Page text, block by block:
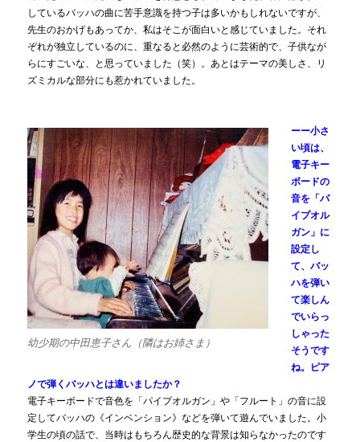
しているバッハの曲に苦手意識を持つ子は多いかもしれないですが、
先生のおかげもあってか、私はそこが面白いと感じていました。それ
ぞれが独立しているのに、重なると必然のように芸術的で、子供なが
らにすごいな、と思っていました（笑）。あとはテーマの美しさ、リ
ズミカルな部分にも惹かれていました。
幼少期の中田恵子さん（隣はお姉さま）
ーー小さ
い頃は、
電子キー
ボードの
音を「パ
イプオル
ガン」に
設定し
て、バッ
ハを弾い
て楽しん
でいらっ
しゃった
そうです
ね。ピア
ノで弾くバッハとは違いましたか？
電子キーボードで音色を「パイプオルガン」や「フルート」の音に設
定してバッハの《インベンション》などを弾いて遊んでいました。小
学生の頃の話で、当時はもちろん歴史的な背景は知らなかったのです